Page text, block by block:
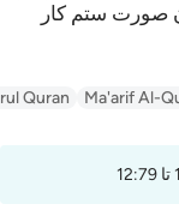
صورت ستم کار
Ma'arif Al-
Quran